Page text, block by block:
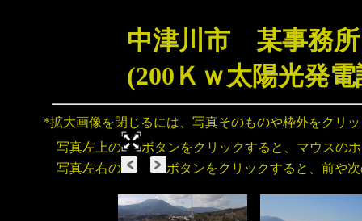
中津川市 某事務所
(200Ｋｗ太陽光発
*拡大画像を閉じるには、写真そのものや枠外をクリ
写真左上の
ボタンをクリックすると、マウスの
写真左右の
ボタンをクリックすると、前や